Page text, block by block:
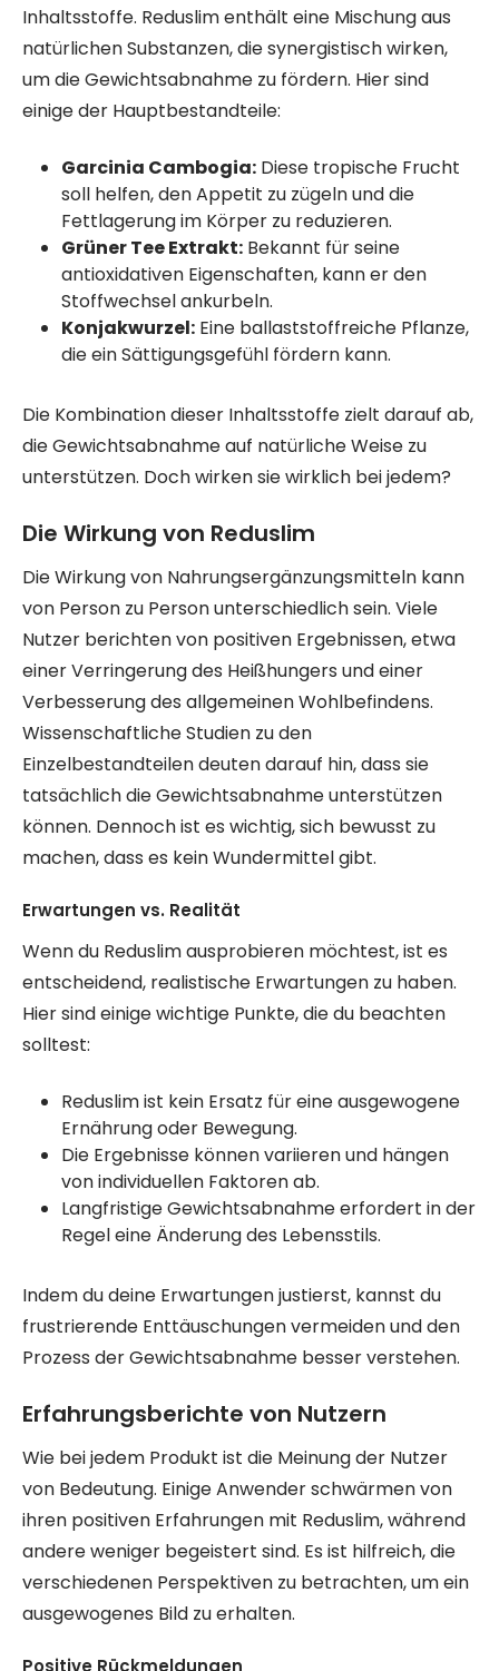
Inhaltsstoffe. Reduslim enthält eine Mischung aus
natürlichen Substanzen, die synergistisch wirken,
um die Gewichtsabnahme zu fördern. Hier sind
einige der Hauptbestandteile:
Garcinia Cambogia: Diese tropische Frucht
soll helfen, den Appetit zu zügeln und die
Fettlagerung im Körper zu reduzieren.
Grüner Tee Extrakt: Bekannt für seine
antioxidativen Eigenschaften, kann er den
Stoffwechsel ankurbeln.
Konjakwurzel: Eine ballaststoffreiche Pflanze,
die ein Sättigungsgefühl fördern kann.
Die Kombination dieser Inhaltsstoffe zielt darauf ab,
die Gewichtsabnahme auf natürliche Weise zu
unterstützen. Doch wirken sie wirklich bei jedem?
Die Wirkung von Reduslim
Die Wirkung von Nahrungsergänzungsmitteln kann
von Person zu Person unterschiedlich sein. Viele
Nutzer berichten von positiven Ergebnissen, etwa
einer Verringerung des Heißhungers und einer
Verbesserung des allgemeinen Wohlbefindens.
Wissenschaftliche Studien zu den
Einzelbestandteilen deuten darauf hin, dass sie
tatsächlich die Gewichtsabnahme unterstützen
können. Dennoch ist es wichtig, sich bewusst zu
machen, dass es kein Wundermittel gibt.
Erwartungen vs. Realität
Wenn du Reduslim ausprobieren möchtest, ist es
entscheidend, realistische Erwartungen zu haben.
Hier sind einige wichtige Punkte, die du beachten
solltest:
Reduslim ist kein Ersatz für eine ausgewogene
Ernährung oder Bewegung.
Die Ergebnisse können variieren und hängen
von individuellen Faktoren ab.
Langfristige Gewichtsabnahme erfordert in der
Regel eine Änderung des Lebensstils.
Indem du deine Erwartungen justierst, kannst du
frustrierende Enttäuschungen vermeiden und den
Prozess der Gewichtsabnahme besser verstehen.
Erfahrungsberichte von Nutzern
Wie bei jedem Produkt ist die Meinung der Nutzer
von Bedeutung. Einige Anwender schwärmen von
ihren positiven Erfahrungen mit Reduslim, während
andere weniger begeistert sind. Es ist hilfreich, die
verschiedenen Perspektiven zu betrachten, um ein
ausgewogenes Bild zu erhalten.
Positive Rückmeldungen